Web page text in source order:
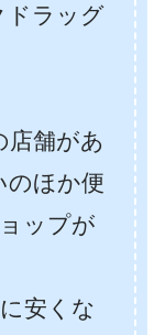
ドラッグ
舗があ
のほか便
ップが
安くな